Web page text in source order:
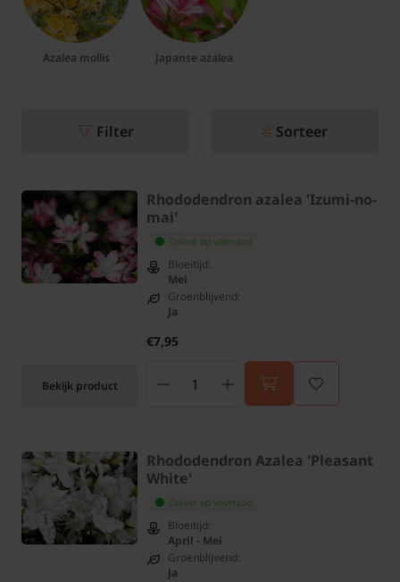
Azalea mollis Japanse azalea
Filter Sorteer
Bekijk product
Rhododendron azalea 'Izumi-no-
mai'
Online op voorraad
Bloeitijd:
Mei
Groenblijvend:
Ja
€7,95
Rhododendron Azalea 'Pleasant
White'
Online op voorraad
Bloeitijd:
April - Mei
Groenblijvend:
Ja